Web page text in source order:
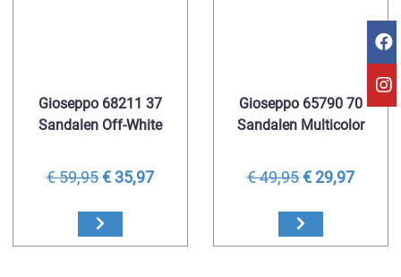
Gioseppo 68211 37
Sandalen Off-White
€ 59,95€ 35,97
Gioseppo 65790 70
Sandalen Multicolor
€ 49,95€ 29,97